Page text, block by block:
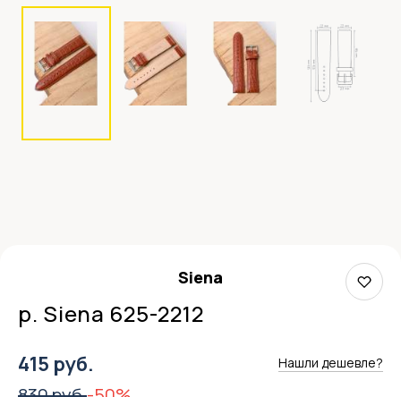
Siena
р. Siena 625-2212
415 руб. Нашли дешевле?